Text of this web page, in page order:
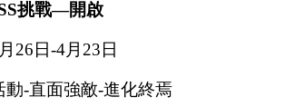
挑戰—開啟
月 26 日-4月 23 日
動-直面強敵-進化終焉